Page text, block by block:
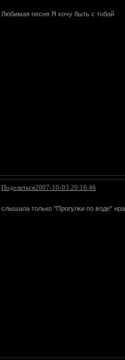
Любимая песня Я хочу быть с тобой
Поделиться2007-10-03 20:16:46
слышала только "Прогулки по воде"